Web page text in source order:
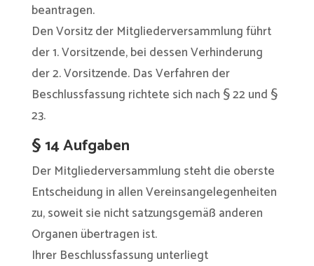
beantragen.
Den Vorsitz der Mitgliederversammlung führt
der 1. Vorsitzende, bei dessen Verhinderung
der 2. Vorsitzende. Das Verfahren der
Beschlussfassung richtete sich nach § 22 und §
23.
§ 14 Aufgaben
Der Mitgliederversammlung steht die oberste
Entscheidung in allen Vereinsangelegenheiten
zu, soweit sie nicht satzungsgemäß anderen
Organen übertragen ist.
Ihrer Beschlussfassung unterliegt